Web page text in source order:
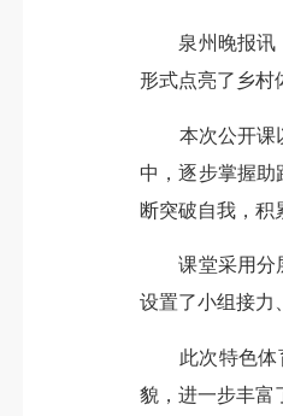
泉州晚报讯（
形式点亮了乡村
本次公开课以
中，逐步掌握助
断突破自我，积
课堂采用分层
设置了小组接力
此次特色体育
貌，进一步丰富